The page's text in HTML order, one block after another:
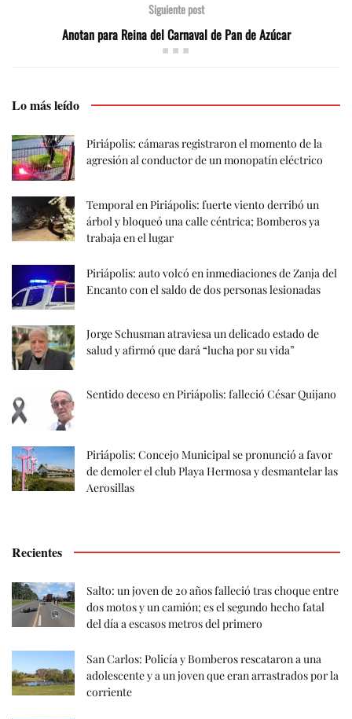
Siguiente post
Anotan para Reina del Carnaval de Pan de Azúcar
Lo más leído
Piriápolis: cámaras registraron el momento de la
agresión al conductor de un monopatín eléctrico
Temporal en Piriápolis: fuerte viento derribó un
árbol y bloqueó una calle céntrica; Bomberos ya
trabaja en el lugar
Piriápolis: auto volcó en inmediaciones de Zanja del
Encanto con el saldo de dos personas lesionadas
Jorge Schusman atraviesa un delicado estado de
salud y afirmó que dará “lucha por su vida”
Sentido deceso en Piriápolis: falleció César Quijano
Piriápolis: Concejo Municipal se pronunció a favor
de demoler el club Playa Hermosa y desmantelar las
Aerosillas
Recientes
Salto: un joven de 20 años falleció tras choque entre
dos motos y un camión; es el segundo hecho fatal
del día a escasos metros del primero
San Carlos: Policía y Bomberos rescataron a una
adolescente y a un joven que eran arrastrados por la
corriente